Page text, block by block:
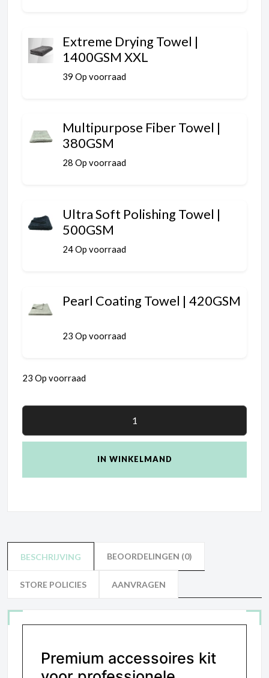
Extreme Drying Towel |
1400GSM XXL
39 Op voorraad
Multipurpose Fiber Towel |
380GSM
28 Op voorraad
Ultra Soft Polishing Towel |
500GSM
24 Op voorraad
Pearl Coating Towel | 420GSM
23 Op voorraad
23 Op voorraad
IN WINKELMAND
BESCHRIJVING BEOORDELINGEN (0)
STORE POLICIES AANVRAGEN
Premium accessoires kit